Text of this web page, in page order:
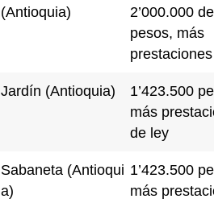
(Antioquia)
2’000.000 de
pesos, más
prestaciones
Jardín (Antioquia)
1’423.500
más
de ley
Sabaneta (Antioqui
a)
1’423.500
más